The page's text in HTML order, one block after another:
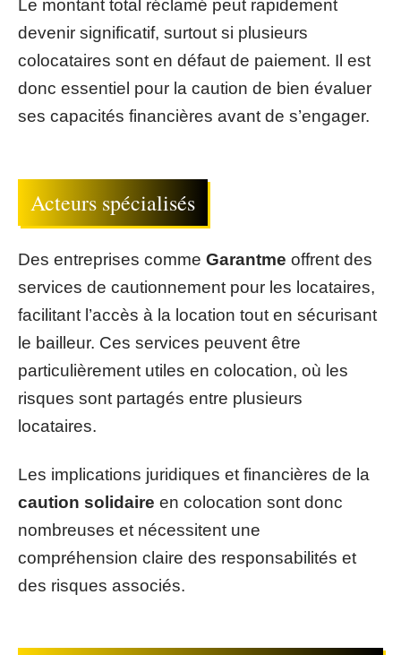
Le montant total réclamé peut rapidement
devenir significatif, surtout si plusieurs
colocataires sont en défaut de paiement. Il est
donc essentiel pour la caution de bien évaluer
ses capacités financières avant de s’engager.
Acteurs spécialisés
Des entreprises comme Garantme offrent des
services de cautionnement pour les locataires,
facilitant l’accès à la location tout en sécurisant
le bailleur. Ces services peuvent être
particulièrement utiles en colocation, où les
risques sont partagés entre plusieurs
locataires.
Les implications juridiques et financières de la
caution solidaire en colocation sont donc
nombreuses et nécessitent une
compréhension claire des responsabilités et
des risques associés.